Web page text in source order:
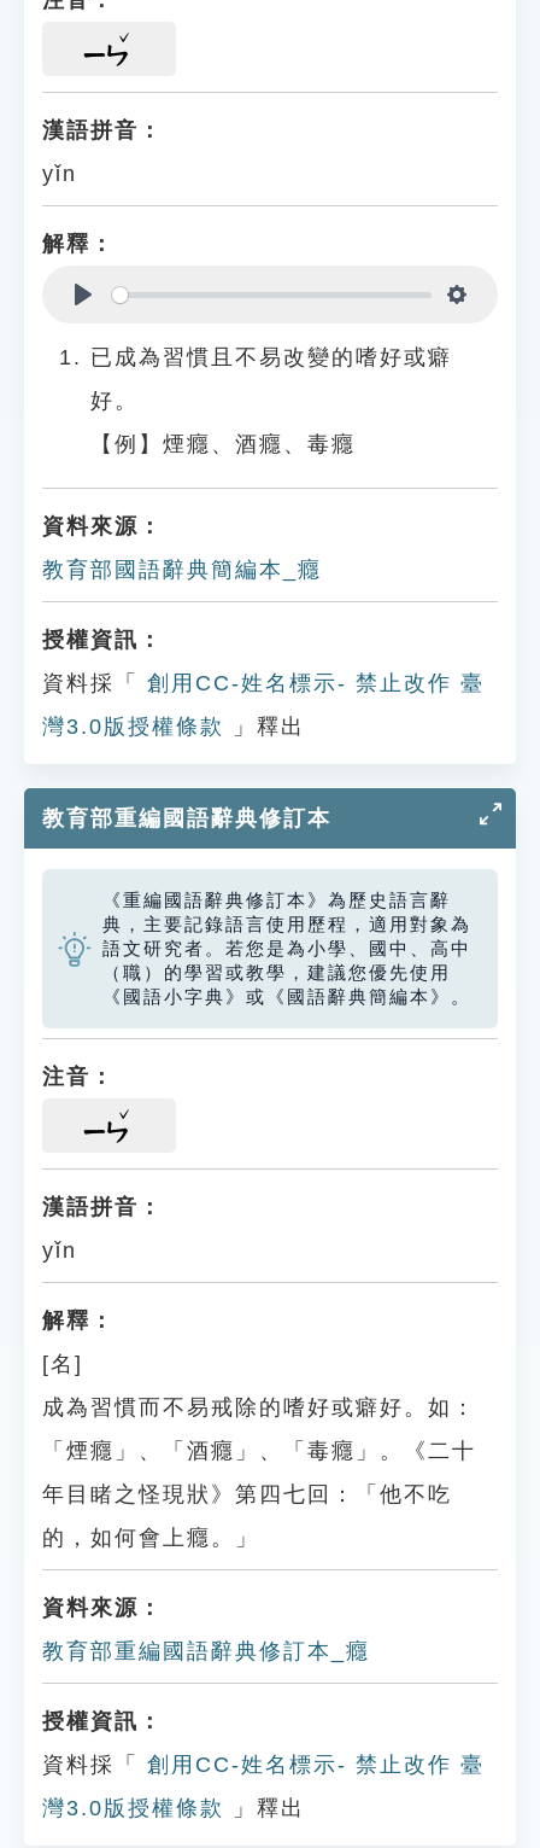
ㄧㄣ
漢語拼音：
yǐn
解釋：
已成為習慣且不易改變的嗜好或癖
好。
【例】煙癮、酒癮、毒癮
資料來源：
教育部國語辭典簡編本_癮
授權資訊：
資料採「
創用CC-姓名標示- 禁止改作 臺
灣3.0版授權條款
」釋出
教育部重編國語辭典修訂本
《重編國語辭典修訂本》為歷史語言辭
典，主要記錄語言使用歷程，適用對象為
語文研究者。若您是為小學、國中、高中
（職）的學習或教學，建議您優先使用
《國語小字典》或《國語辭典簡編本》。
注音：
ㄧㄣ
漢語拼音：
yǐn
解釋：
[名]
成為習慣而不易戒除的嗜好或癖好。如：
「煙癮」、「酒癮」、「毒癮」。《二十
年目睹之怪現狀》第四七回：「他不吃
的，如何會上癮。」
資料來源：
教育部重編國語辭典修訂本_癮
授權資訊：
資料採「
創用CC-姓名標示- 禁止改作 臺
灣3.0版授權條款
」釋出